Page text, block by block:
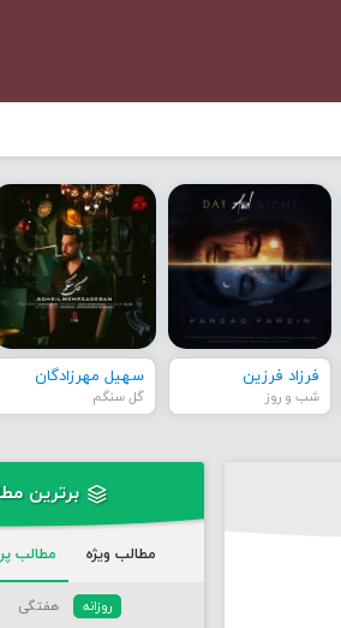
فرزاد فرزین
شب و روز
سهیل مهرزادگان
گل سنگم
برترین
مطالب ویژه مطالب پر
روزانه هفتگی